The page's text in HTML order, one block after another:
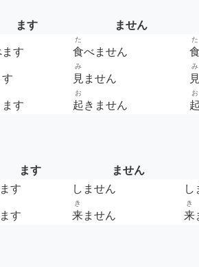
ます ません
す 食
た
べません 食
た
す 見
み
ません 見
み
ます 起
お
きません 起
お
ます ません
す しません し
ます 来
き
ません 来
き